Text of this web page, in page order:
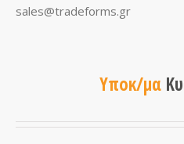
sales@tradeforms.gr
Υποκ/μα